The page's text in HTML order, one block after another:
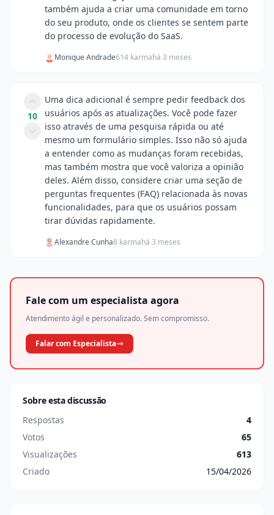
também ajuda a criar uma comunidade em torno
do seu produto, onde os clientes se sentem parte
do processo de evolução do SaaS.
Monique Andrade614 karmahá 3 meses
10
Uma dica adicional é sempre pedir feedback dos
usuários após as atualizações. Você pode fazer
isso através de uma pesquisa rápida ou até
mesmo um formulário simples. Isso não só ajuda
a entender como as mudanças foram recebidas,
mas também mostra que você valoriza a opinião
deles. Além disso, considere criar uma seção de
perguntas frequentes (FAQ) relacionada às novas
funcionalidades, para que os usuários possam
tirar dúvidas rapidamente.
Alexandre Cunha8 karmahá 3 meses
Fale com um especialista agora
Atendimento ágil e personalizado. Sem compromisso.
Falar com Especialista
Sobre esta discussão
Respostas
4
Votos
65
Visualizações
613
Criado
15/04/2026